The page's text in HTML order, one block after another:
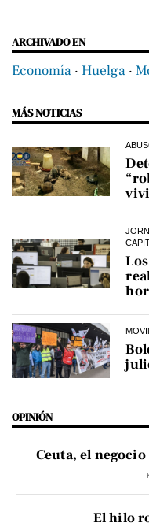
ARCHIVADO EN
Economía ‧ Huelga ‧
MÁS NOTICIAS
OPINIÓN
Ceuta, el
El hilo